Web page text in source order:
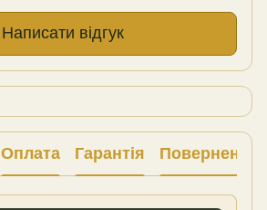
Написати відгук
Оплата Гарантія Повернення